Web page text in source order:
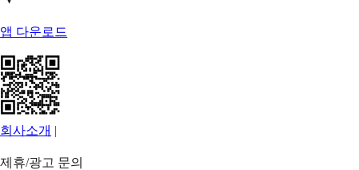
앱 다운로드
회사소개 |
제휴/광고 문의